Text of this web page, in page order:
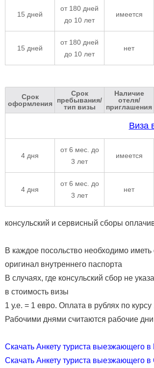
15 дней
от 180 дней
до 10 лет
имеется
15 дней
от 180 дней
до 10 лет
нет
Срок
оформления
Срок
пребывания/
тип визы
Наличие
отеля/
приглашения
Виза
4 дня
от 6 мес. до
3 лет
имеется
4 дня
от 6 мес. до
3 лет
нет
консульский и сервисный сборы
В каждое посольство необходимо иметь
оригинал внутреннего паспорта
В случаях, где консульский сбор не
в стоимость визы
1 у.е. = 1 евро. Оплата в рублях по курсу
Рабочими днями считаются рабочие дни
Скачать Анкету туриста выезжающего в
Скачать Анкету туриста выезжающего